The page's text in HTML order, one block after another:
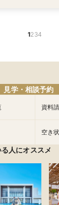
×上州牛試食
憧れドレス特典×
〜
9:15〜
〜
フェアを予約
チャペル
上州牛コース試食
大特典付き
ウェディング♪限
1234
見学・相談予約
資料
空き
人にオススメ